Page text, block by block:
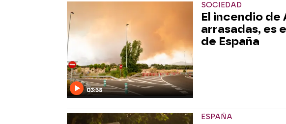
03:58
SOCIEDAD
El incendio de
arrasadas, es
de España
ESPAÑA